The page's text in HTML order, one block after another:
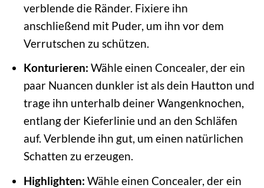
verblende die Ränder. Fixiere ihn
anschließend mit Puder, um ihn vor dem
Verrutschen zu schützen.
Konturieren: Wähle einen Concealer, der ein
paar Nuancen dunkler ist als dein Hautton und
trage ihn unterhalb deiner Wangenknochen,
entlang der Kieferlinie und an den Schläfen
auf. Verblende ihn gut, um einen natürlichen
Schatten zu erzeugen.
Highlighten: Wähle einen Concealer, der ein